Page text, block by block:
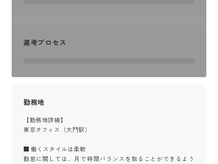
選考プロセス
勤務地
【勤務地詳細】
東京オフィス（大門駅）
■ 働くスタイルは柔軟
勤怠に関しては、月で時間バランスを取ることができるよう